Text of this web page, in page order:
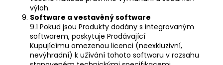
výloh.
Software a vestavěný software
9.1 Pokud jsou Produkty dodány s integrovaným
softwarem, poskytuje Prodávající
Kupujícímu omezenou licenci (neexkluzivní,
nevýhradní) k užívání tohoto softwaru v rozsahu